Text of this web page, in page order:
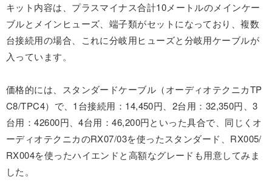
キット内容は、プラスマイナス合計10メートルのメインケー
ブルとメインヒューズ、端子類がセットになっており、複数
台接続用の場合、これに分岐用ヒューズと分岐用ケーブルが
入っています。
価格的には、スタンダードケーブル（オーディオテクニカTP
C8/TPC4）で、1台接続用：14,450円、2台用：32,350円、3
台用：42600円、4台用：46,200円といった具合で、同じくオ
ーディオテクニカのRX07/03を使ったスタンダード、RX005/
RX004を使ったハイエンドと高額なグレードも用意してみま
した。